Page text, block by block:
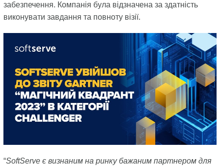
забезпечення. Компанія була відзначена за здатність
виконувати завдання та повноту візії.
“SoftServe є визнаним на ринку бажаним партнером для